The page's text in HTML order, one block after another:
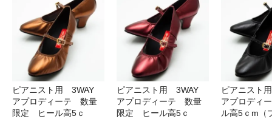
ピアニスト用 3WAY
アプロディーテ 数量
限定 ヒール高5ｃ
ピアニスト用 3WAY
アプロディーテ 数量
限定 ヒール高5ｃ
ピアニスト
アプロディ
ル高5ｃm（